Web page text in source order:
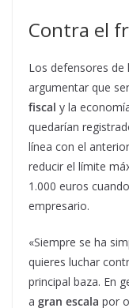
Contra el
Los defensores de
argumentar que
fiscal y la
quedarían
línea con el
reducir el límite
1.000 euros
empresario.
«Siempre se ha
quieres luchar
principal baza. En
a gran escala por